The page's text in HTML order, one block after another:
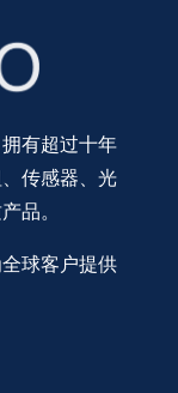
有超过十年
传感器、光
品。
球客户提供